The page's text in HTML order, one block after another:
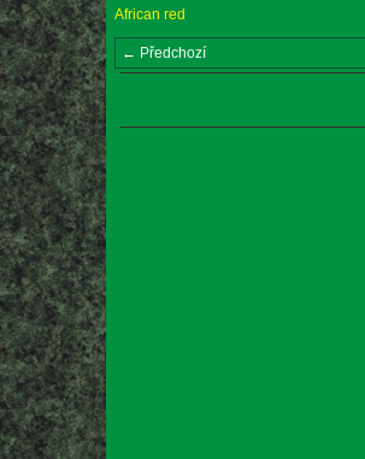
African red
← Předchozí